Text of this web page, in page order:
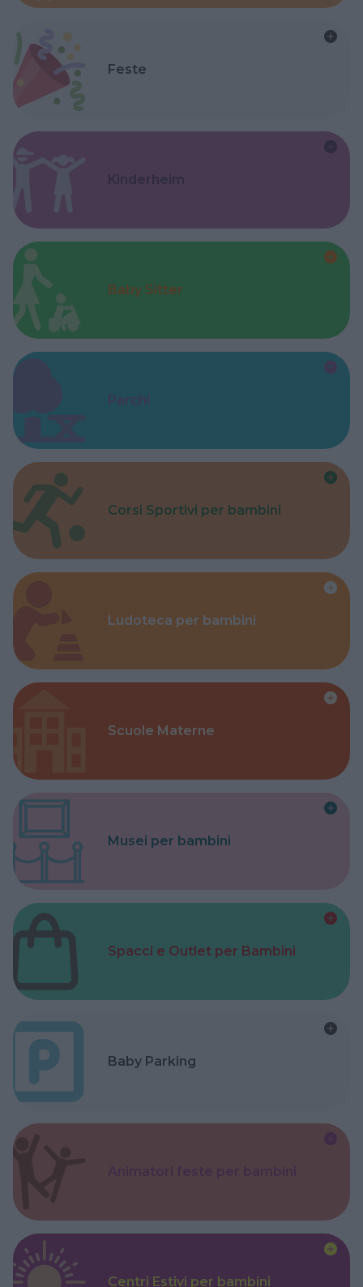
Feste
Kinderheim
Baby Sitter
Parchi
Corsi Sportivi per bambini
Ludoteca per bambini
Scuole Materne
Musei per bambini
Spacci e Outlet per Bambini
Baby Parking
Centri Estivi per bambini